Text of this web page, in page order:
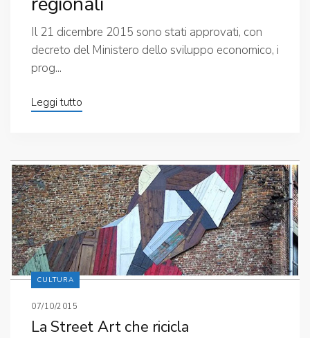
Il 21 dicembre 2015 sono stati approvati, con
decreto del Ministero dello sviluppo economico, i
prog...
Leggi tutto
CULTURA
07/10/2015
La Street Art che ricicla